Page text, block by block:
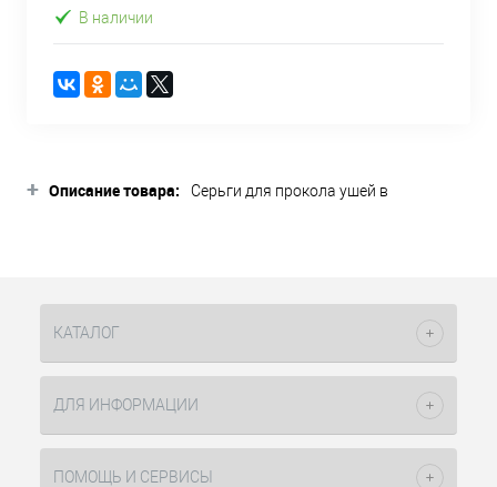
В наличии
+ Описание товара:
Серьги для прокола ушей в
КАТАЛОГ
ДЛЯ ИНФОРМАЦИИ
ПОМОЩЬ И СЕРВИСЫ